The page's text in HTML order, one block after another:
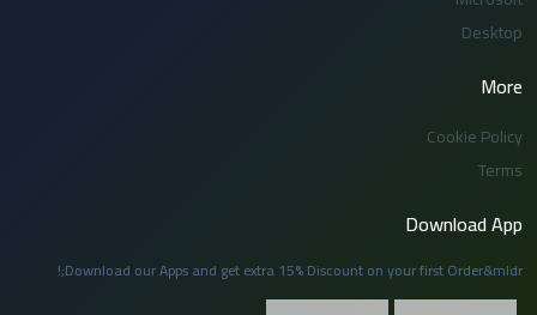
Desktop
More
Cookie Policy
Terms
Download App
Download our Apps and get extra 15% Discount on your first Order&mldr;!